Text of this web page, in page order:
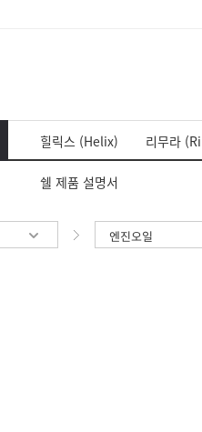
힐릭스 (Helix) 리무라
쉘 제품 설명서
엔진오일